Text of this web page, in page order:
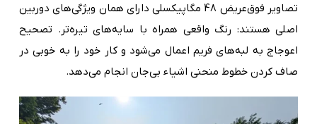
تصاویر فوق‌عریض 48 مگاپیکسلی دارای همان ویژگی‌های دوربین
اصلی هستند: رنگ واقعی همراه با سایه‌های تیره‌تر. تصحیح
اعوجاج به لبه‌های فریم اعمال می‌شود و کار خود را به خوبی در
صاف کردن خطوط منحنی اشیاء بی‌جان انجام می‌دهد.